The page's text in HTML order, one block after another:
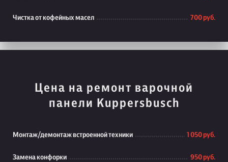
Чистка от кофейных масел 700 руб.
Цена на ремонт варочной
панели Kuppersbusch
Монтаж/демонтаж встроенной техники 1 050 руб.
Замена конфорки 950 руб.